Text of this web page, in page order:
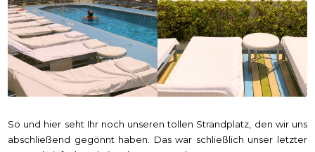
So und hier seht Ihr noch unseren tollen Strandplatz, den wir uns
abschließend gegönnt haben. Das war schließlich unser letzter